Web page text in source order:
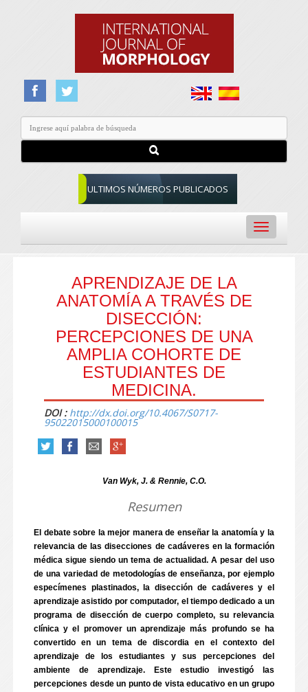
ULTIMOS NÚMEROS PUBLICADOS
Toggle
navigation
APRENDIZAJE DE LA
ANATOMÍA A TRAVÉS DE
DISECCIÓN:
PERCEPCIONES DE UNA
AMPLIA COHORTE DE
ESTUDIANTES DE
MEDICINA.
DOI : http://dx.doi.org/10.4067/S0717-
95022015000100015
Van Wyk, J. & Rennie, C.O.
Resumen
El debate sobre la mejor manera de enseñar la anatomía y la
relevancia de las disecciones de cadáveres en la formación
médica sigue siendo un tema de actualidad. A pesar del uso
de una variedad de metodologías de enseñanza, por ejemplo
especímenes plastinados, la disección de cadáveres y el
aprendizaje asistido por computador, el tiempo dedicado a un
programa de disección de cuerpo completo, su relevancia
clínica y el promover un aprendizaje más profundo se ha
convertido en un tema de discordia en el contexto del
aprendizaje de los estudiantes y sus percepciones del
ambiente de aprendizaje. Este estudio investigó las
percepciones desde un punto de vista educativo en un grupo